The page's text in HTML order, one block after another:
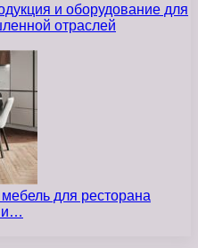
и оборудование для
отраслей
для ресторана
и…